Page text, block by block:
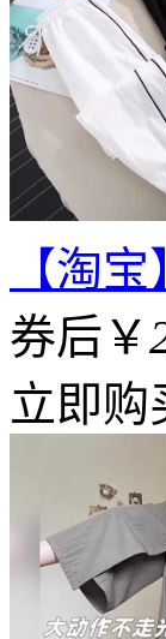
【淘
券后￥
立即购